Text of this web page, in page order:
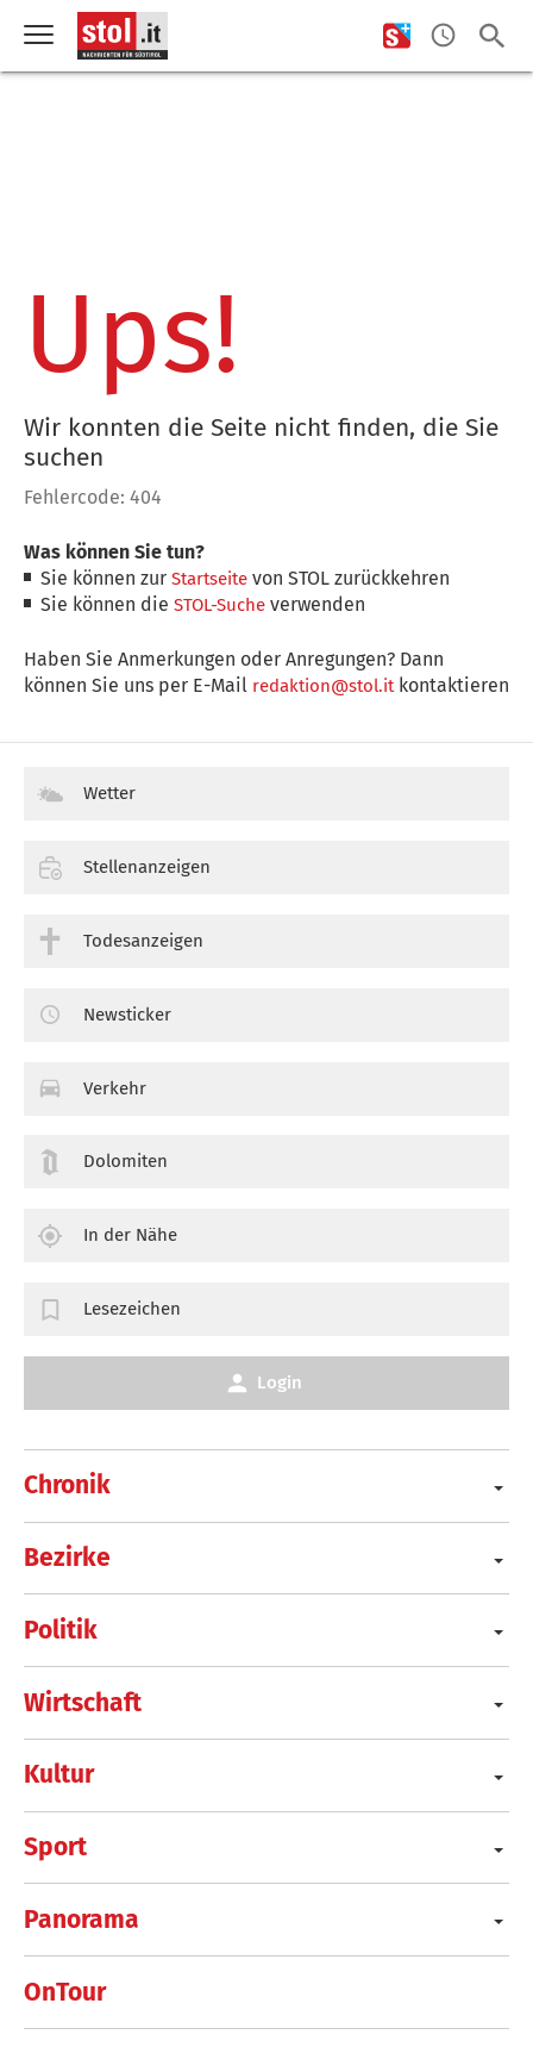
Ups!
Wir konnten die Seite nicht finden, die Sie
suchen
Fehlercode: 404
Was können Sie tun?
Sie können zurStartseite von STOL zurückkehren
Sie können dieSTOL-Suche verwenden
Haben Sie Anmerkungen oder Anregungen? Dann
können Sie uns per E-Mail redaktion@stol.itkontaktieren
Chronik
Bezirke
Politik
Wirtschaft
Kultur
Sport
Panorama
OnTour
Wetter
Stellenanzeigen
Todesanzeigen
Newsticker
Verkehr
Dolomiten
In der Nähe
Lesezeichen
Login